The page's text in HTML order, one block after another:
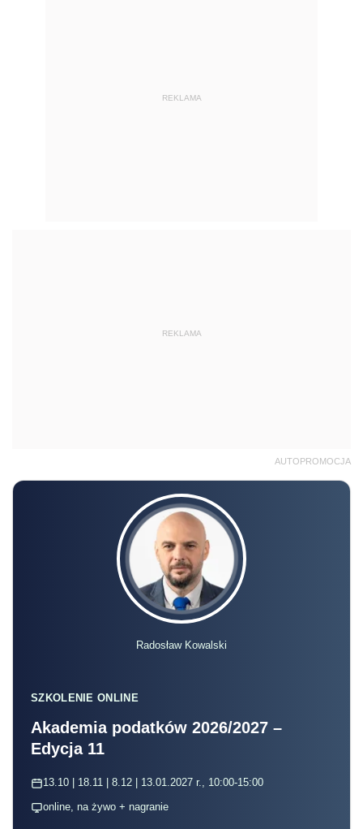
REKLAMA
REKLAMA
AUTOPROMOCJA
Radosław Kowalski
SZKOLENIE ONLINE
Akademia podatków 2026/2027 –
Edycja 11
13.10 | 18.11 | 8.12 | 13.01.2027 r., 10:00-15:00
online, na żywo + nagranie